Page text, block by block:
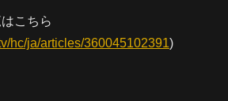
こちら
hc/ja/articles/360045102391)